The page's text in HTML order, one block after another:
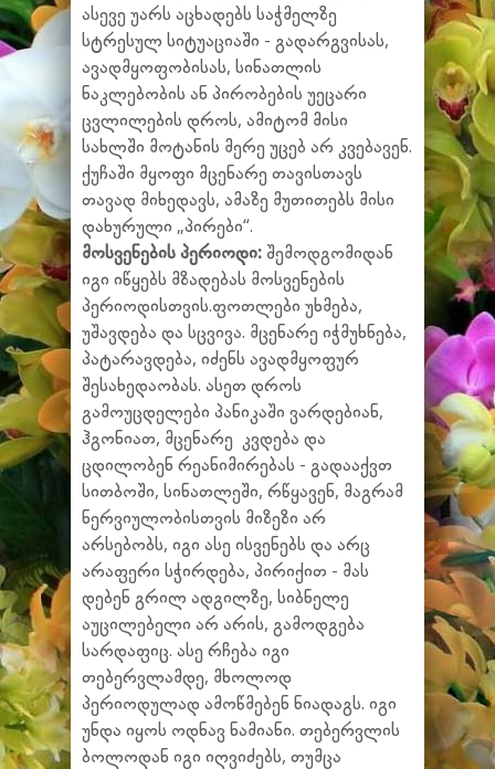
ასევე უარს აცხადებს საჭმელზე
სტრესულ სიტუაციაში - გადარგვისას,
ავადმყოფობისას, სინათლის
ნაკლებობის ან პირობების უეცარი
ცვლილების დროს, ამიტომ მისი
სახლში მოტანის მერე უცებ არ კვებავენ.
ქუჩაში მყოფი მცენარე თავისთავს
თავად მიხედავს, ამაზე მუთითებს მისი
დახურული „პირები“.
მოსვენების პერიოდი: შემოდგომიდან
იგი იწყებს მზადებას მოსვენების
პერიოდისთვის.ფოთლები უხმება,
უშავდება და სცვივა. მცენარე იჭმუხნება,
პატარავდება, იძენს ავადმყოფურ
შესახედაობას. ასეთ დროს
გამოუცდელები პანიკაში ვარდებიან,
ჰგონიათ, მცენარე კვდება და
ცდილობენ რეანიმირებას - გადააქვთ
სითბოში, სინათლეში, რწყავენ, მაგრამ
ნერვიულობისთვის მიზეზი არ
არსებობს, იგი ასე ისვენებს და არც
არაფერი სჭირდება, პირიქით - მას
დებენ გრილ ადგილზე, სიბნელე
აუცილებელი არ არის, გამოდგება
სარდაფიც. ასე რჩება იგი
თებერვლამდე, მხოლოდ
პერიოდულად ამოწმებენ ნიადაგს. იგი
უნდა იყოს ოდნავ ნამიანი. თებერვლის
ბოლოდან იგი იღვიძებს, თუმცა